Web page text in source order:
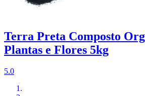
Terra Preta Composto
Plantas e Flores 5kg
5.0